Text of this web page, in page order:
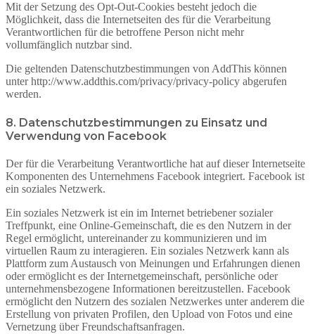
Mit der Setzung des Opt-Out-Cookies besteht jedoch die
Möglichkeit, dass die Internetseiten des für die Verarbeitung
Verantwortlichen für die betroffene Person nicht mehr
vollumfänglich nutzbar sind.
Die geltenden Datenschutzbestimmungen von AddThis können
unter http://www.addthis.com/privacy/privacy-policy abgerufen
werden.
8. Datenschutzbestimmungen zu Einsatz und
Verwendung von Facebook
Der für die Verarbeitung Verantwortliche hat auf dieser Internetseite
Komponenten des Unternehmens Facebook integriert. Facebook ist
ein soziales Netzwerk.
Ein soziales Netzwerk ist ein im Internet betriebener sozialer
Treffpunkt, eine Online-Gemeinschaft, die es den Nutzern in der
Regel ermöglicht, untereinander zu kommunizieren und im
virtuellen Raum zu interagieren. Ein soziales Netzwerk kann als
Plattform zum Austausch von Meinungen und Erfahrungen dienen
oder ermöglicht es der Internetgemeinschaft, persönliche oder
unternehmensbezogene Informationen bereitzustellen. Facebook
ermöglicht den Nutzern des sozialen Netzwerkes unter anderem die
Erstellung von privaten Profilen, den Upload von Fotos und eine
Vernetzung über Freundschaftsanfragen.